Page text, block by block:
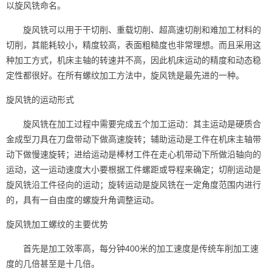
以旋风铣命名。
旋风铣可以用于干切削、重载切削、超高速切削和难加工材料的
切削，其能耗较小，精度较高，表面粗糙度也非常理想。而且采用这
种加工方式，机床主轴的转速并不高，因此机床运动的精度和动态稳
定性都很好。在所有螺纹加工方法中，旋风铣是最先进的一种。
旋风铣的运动形式
旋风铣在加工过程中需要完成五个加工运动：其主运动是硬质合
金成型刀具在刀盘带动下做高速旋转；辅助运动是工件在机床主轴带
动下做慢速旋转；进给运动是棒材工件在走心机带动下所做沿轴向的
运动，这一运动速度大小要根据工件螺距或导程来确定；切削运动是
旋风铣沿工件径向的运动；旋转运动是旋风铣在一定角度范围内进行
的，具有一自由度的螺旋升角调整运动。
旋风铣加工螺纹的主要优势
首先是加工效率高，每分钟400米的加工速度是传统车削加工速
度的几倍甚至是十几倍。